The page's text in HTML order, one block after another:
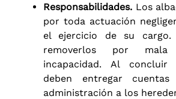
Responsabilidades. Los
por toda actuación
el ejercicio de su cargo.
removerlos por
incapacidad. Al concluir
deben entregar
administración a los